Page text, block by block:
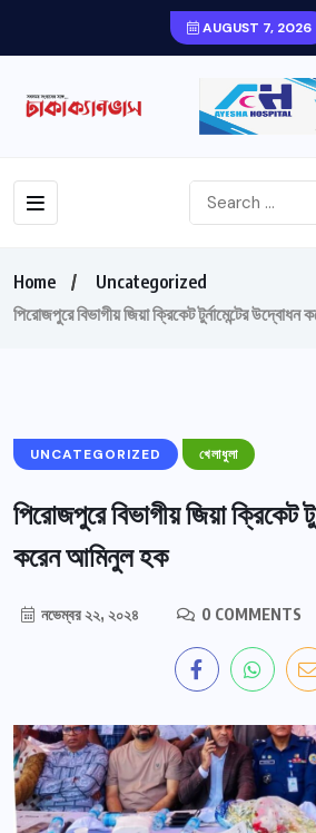
AUGUST 7, 2026
Home
Uncategorized
পিরোজপুরে বিভাগীয় জিয়া ক্রিকেট টুর্নামেন্টের
UNCATEGORIZED খেলাধুলা
পিরোজপুরে বিভাগীয় জিয়া ক্রিকেট
করেন আমিনুল হক
নভেম্বর ২২, ২০২৪ 0 COMMENTS